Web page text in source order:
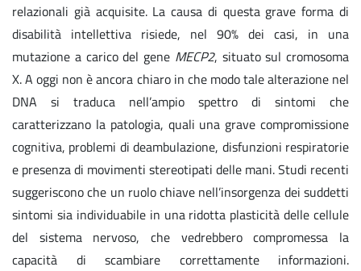
relazionali già acquisite. La causa di questa grave forma di
disabilità intellettiva risiede, nel 90% dei casi, in una
mutazione a carico del gene MECP2, situato sul cromosoma
X. A oggi non è ancora chiaro in che modo tale alterazione nel
DNA si traduca nell’ampio spettro di sintomi che
caratterizzano la patologia, quali una grave compromissione
cognitiva, problemi di deambulazione, disfunzioni respiratorie
e presenza di movimenti stereotipati delle mani. Studi recenti
suggeriscono che un ruolo chiave nell’insorgenza dei suddetti
sintomi sia individuabile in una ridotta plasticità delle cellule
del sistema nervoso, che vedrebbero compromessa la
capacità di scambiare correttamente informazioni.